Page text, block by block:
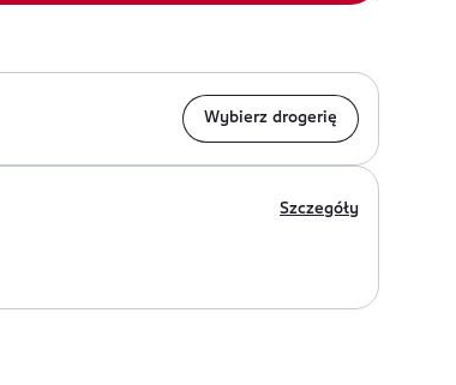
Wybierz drogerię
Szczegóły